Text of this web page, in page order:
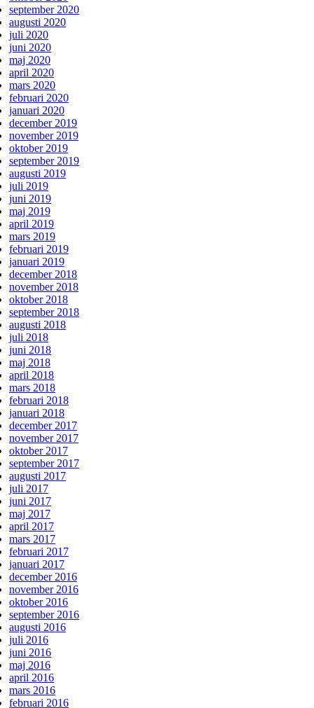
september 2020
augusti 2020
juli 2020
juni 2020
maj 2020
april 2020
mars 2020
februari 2020
januari 2020
december 2019
november 2019
oktober 2019
september 2019
augusti 2019
juli 2019
juni 2019
maj 2019
april 2019
mars 2019
februari 2019
januari 2019
december 2018
november 2018
oktober 2018
september 2018
augusti 2018
juli 2018
juni 2018
maj 2018
april 2018
mars 2018
februari 2018
januari 2018
december 2017
november 2017
oktober 2017
september 2017
augusti 2017
juli 2017
juni 2017
maj 2017
april 2017
mars 2017
februari 2017
januari 2017
december 2016
november 2016
oktober 2016
september 2016
augusti 2016
juli 2016
juni 2016
maj 2016
april 2016
mars 2016
februari 2016